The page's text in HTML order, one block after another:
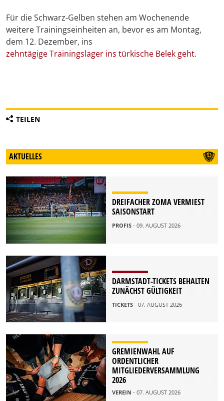
Für die Schwarz-Gelben stehen am Wochenende
weitere Trainingseinheiten an, bevor es am Montag,
dem 12. Dezember, ins
zehntägige Trainingslager ins türkische Belek geht.
TEILEN
AKTUELLES
DREIFACHER ZOMA VERMIEST
SAISONSTART
PROFIS - 09. AUGUST 2026
DARMSTADT-TICKETS BEHALTEN
ZUNÄCHST GÜLTIGKEIT
TICKETS - 07. AUGUST 2026
GREMIENWAHL AUF
ORDENTLICHER
MITGLIEDERVERSAMMLUNG
2026
VEREIN - 07. AUGUST 2026